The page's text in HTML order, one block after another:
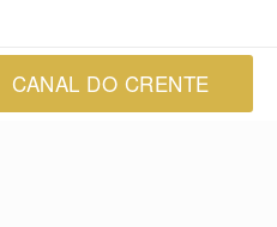
CANAL DO CRENTE